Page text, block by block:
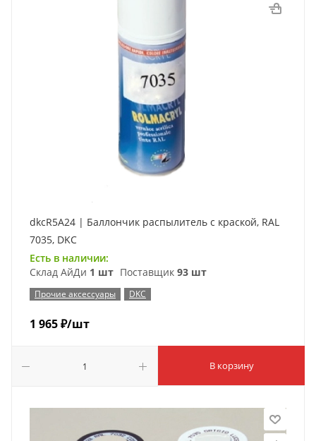
dkcR5A24 | Баллончик распылитель с краской, RAL
7035, DKC
Есть в наличии:
Склад АйДи 1 шт Поставщик 93 шт
Прочие аксессуары DKC
1 965₽/шт
В корзину